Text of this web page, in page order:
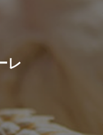
レ